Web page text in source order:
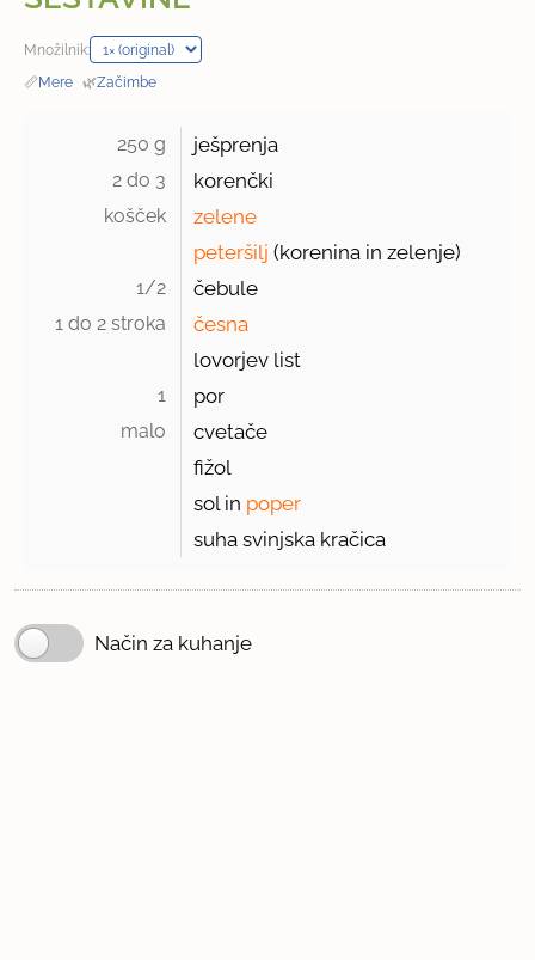
Množilnik:
📏Mere · 🌿Začimbe
250 g ješprenja
2 do 3 korenčki
košček
zelene
peteršilj (korenina in zelenje)
1/2 čebule
1 do 2 stroka
česna
lovorjev list
1 por
malo
cvetače
fižol
sol in poper
suha svinjska kračica
Način za kuhanje